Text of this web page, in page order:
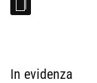
In evidenza